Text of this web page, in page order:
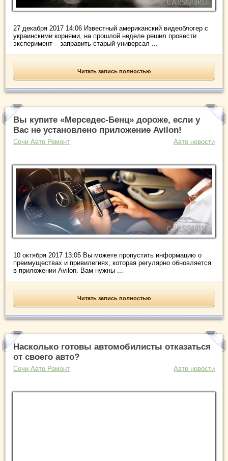
27 декабря 2017 14:06 Известный американский видеоблогер с
украинскими корнями, на прошлой неделе решил провести
эксперимент – заправить старый универсал ...
Читать запись полностью
Вы купите «Мерседес-Бенц» дороже, если у
Вас не установлено приложение Avilon!
Сочи Авто Ремонт Авто новости
10 октября 2017 13:05 Вы можете пропустить информацию о
преимуществах и привилегиях, которая регулярно обновляется
в приложении Avilon. Вам нужны ...
Читать запись полностью
Насколько готовы автомобилисты отказаться
от своего авто?
Сочи Авто Ремонт Авто новости